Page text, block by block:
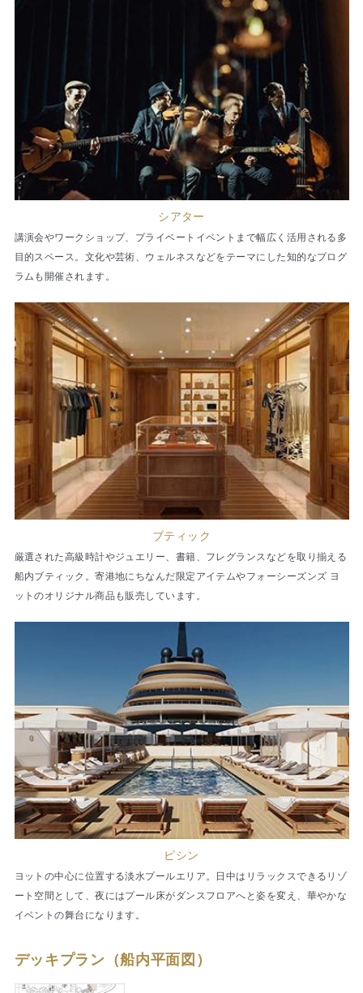
シアター
講演会やワークショップ、プライベートイベントまで幅広く活用される多
目的スペース。文化や芸術、ウェルネスなどをテーマにした知的なプログ
ラムも開催されます。
ブティック
厳選された高級時計やジュエリー、書籍、フレグランスなどを取り揃える
船内ブティック。寄港地にちなんだ限定アイテムやフォーシーズンズ ヨ
ットのオリジナル商品も販売しています。
ピシン
ヨットの中心に位置する淡水プールエリア。日中はリラックスできるリゾ
ート空間として、夜にはプール床がダンスフロアへと姿を変え、華やかな
イベントの舞台になります。
デッキプラン（船内平面図）